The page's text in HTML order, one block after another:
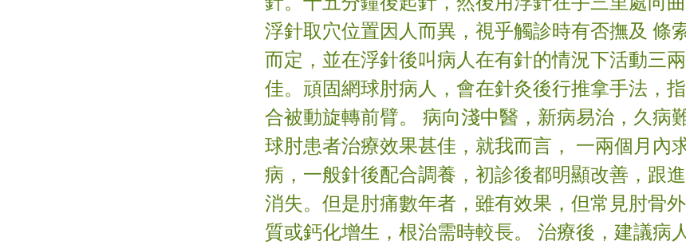
浮針取穴位置因人而異，視乎觸診時有否撫及 條
而定，並在浮針後叫病人在有針的情況下活動三
佳。頑固網球肘病人，會在針灸後行推拿手法，
合被動旋轉前臂。 病向淺中醫，新病易治，久病
球肘患者治療效果甚佳，就我而言， 一兩個月內
病，一般針後配合調養，初診後都明顯改善，跟
消失。但是肘痛數年者，雖有效果，但常見肘骨
質或鈣化增生，根治需時較長。 治療後，建議病